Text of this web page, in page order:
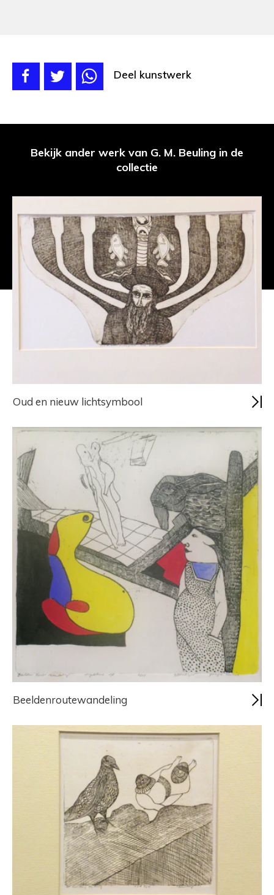
Deel kunstwerk
Bekijk ander werk van G. M. Beuling in de
collectie
Oud en nieuw lichtsymbool
Beeldenroutewandeling